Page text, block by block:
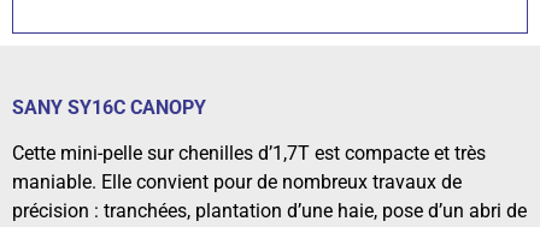
SANY SY16C CANOPY
Cette mini-pelle sur chenilles d’1,7T est compacte et très
maniable. Elle convient pour de nombreux travaux de
précision : tranchées, plantation d’une haie, pose d’un abri de